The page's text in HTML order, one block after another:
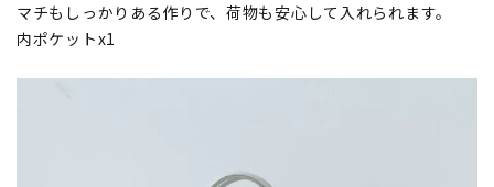
マチもしっかりある作りで、荷物も安心して入れられます。
内ポケットx1